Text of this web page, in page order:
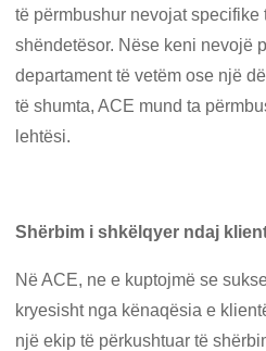
të përmbushur nevojat specifike
shëndetësor. Nëse keni nevojë
departament të vetëm ose një
të shumta, ACE mund ta
lehtësi.
Shërbim i shkëlqyer ndaj
Në ACE, ne e kuptojmë se
kryesisht nga kënaqësia e
një ekip të përkushtuar të